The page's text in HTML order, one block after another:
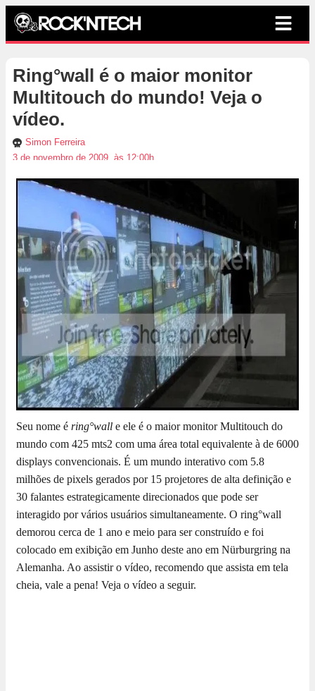
Ring°wall é o maior monitor
Multitouch do mundo! Veja o
vídeo.
Simon Ferreira
3 de novembro de 2009, às 12:00h
Seu nome é ring°wall e ele é o maior monitor Multitouch do
mundo com 425 mts2 com uma área total equivalente à de 6000
displays convencionais. É um mundo interativo com 5.8
milhões de pixels gerados por 15 projetores de alta definição e
30 falantes estrategicamente direcionados que pode ser
interagido por vários usuários simultaneamente. O ring°wall
demorou cerca de 1 ano e meio para ser construído e foi
colocado em exibição em Junho deste ano em Nürburgring na
Alemanha. Ao assistir o vídeo, recomendo que assista em tela
cheia, vale a pena! Veja o vídeo a seguir.